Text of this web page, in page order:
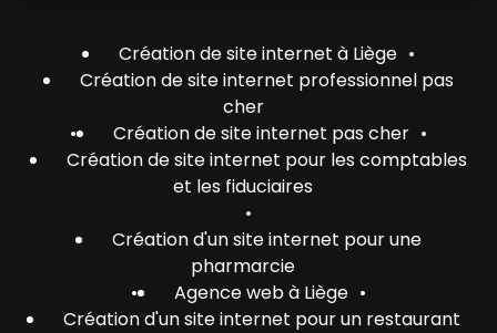
Création de site internet à Liège •
Création de site internet professionnel pas
cher
•
Création de site internet pas cher •
Création de site internet pour les comptables
et les fiduciaires
•
Création d'un site internet pour une
pharmarcie
•
Agence web à Liège •
Création d'un site internet pour un restaurant